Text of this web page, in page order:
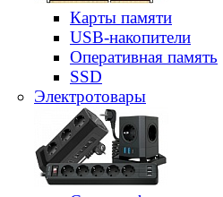
Карты памяти
USB-накопители
Оперативная память
SSD
Электротовары